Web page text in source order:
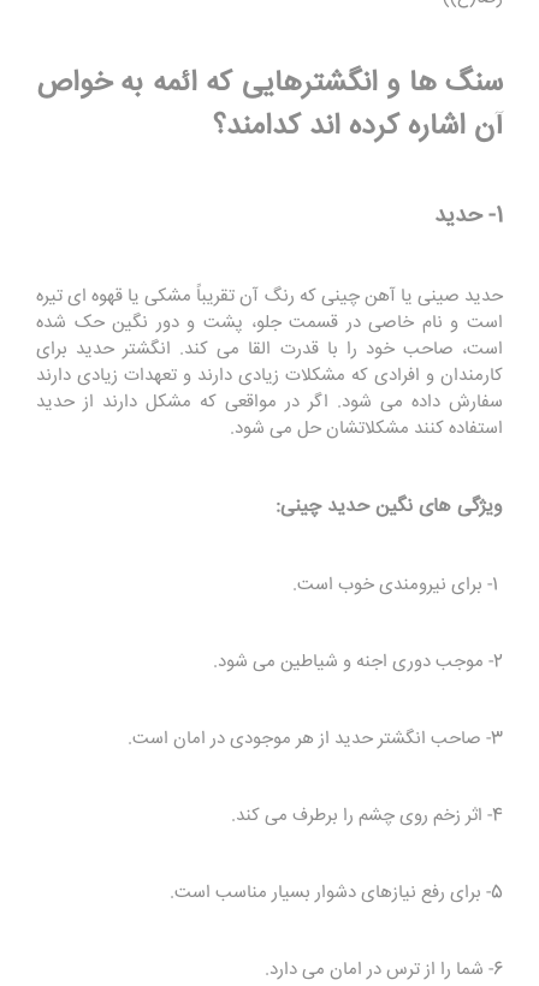
سنگ ها و انگشترهایی که ائمه به خواص
آن اشاره کرده اند کدامند؟
1- حدید
حدید صینی یا آهن چینی که رنگ آن تقریباً مشکی یا قهوه ای تیره
است و نام خاصی در قسمت جلو، پشت و دور نگین حک شده
است، صاحب خود را با قدرت القا می کند. انگشتر حدید برای
کارمندان و افرادی که مشکلات زیادی دارند و تعهدات زیادی دارند
سفارش داده می شود. اگر در مواقعی که مشکل دارند از حدید
استفاده کنند مشکلاتشان حل می شود.
ویژگی های نگین حدید چینی:
2- موجب دوری اجنه و شیاطین می شود.
3- صاحب انگشتر حدید از هر موجودی در امان است.
4- اثر زخم روی چشم را برطرف می کند.
5- برای رفع نیازهای دشوار بسیار مناسب است.
6- شما را از ترس در امان می دارد.